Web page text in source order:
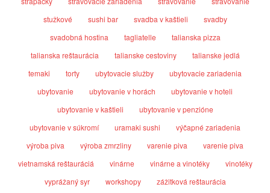
stužkové
sushi bar svadba v kaštieli
svadby
svadobná hostina
tagliatelle
talianska pizza
talianska reštaurácia
talianske cestoviny
talianske jedlá
temaki
torty ubytovacie služby
ubytovacie zariadenia
ubytovanie
ubytovanie v horách
ubytovanie v hoteli
ubytovanie v kaštieli
ubytovanie v penzióne
ubytovanie v súkromí
uramaki sushi
výčapné zariadenia
výroba piva
výroba zmrzliny varenie piva
varenie piva
vietnamská reštauráciá
vinárne vinárne a vinotéky
vinotéky
vyprážaný syr
workshopy
zážitková reštaurácia